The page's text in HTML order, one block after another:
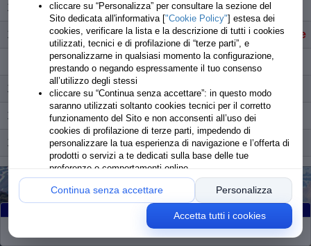
109 Cibrario Emanuele partito
110 Vincentelli Giacomo Non ritirato pettorale
Meloni Maria Vittoria partito
112 Pari Samuele partito
113 Ceruzzi Michele partito
114 Erby Vania partito
115 Castriotta Emanuele Non ritirato pettorale
116 Atzori Elisabetta partito
Melis Davide Maria
:104 Ritirati:1 Rimanenti:0
cliccare su “Personalizza” per consultare la sezione del
Sito dedicata all'informativa ["Cookie Policy"] estesa dei
cookies, verificare la lista e la descrizione di tutti i cookies
utilizzati, tecnici e di profilazione di “terze parti”, e
personalizzarne in qualsiasi momento la configurazione,
prestando o negando espressamente il tuo consenso
all’utilizzo degli stessi
cliccare su “Continua senza accettare”: in questo modo
saranno utilizzati soltanto cookies tecnici per il corretto
funzionamento del Sito e non acconsenti all’uso dei
cookies di profilazione di terze parti, impedendo di
personalizzare la tua esperienza di navigazione e l’offerta di
prodotti o servizi a te dedicati sulla base delle tue
preferenze o comportamenti online
Continua senza accettare Personalizza
Accetta tutti i cookies